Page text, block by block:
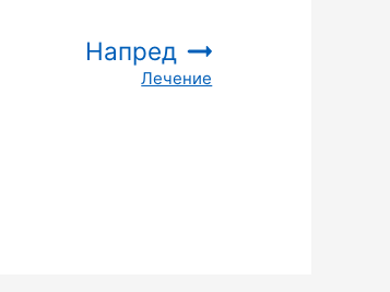
Напред
:
Лечение